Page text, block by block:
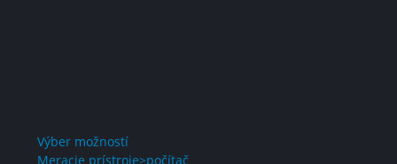
Výber možnostíThis
product
Meracie prístroje>počítač